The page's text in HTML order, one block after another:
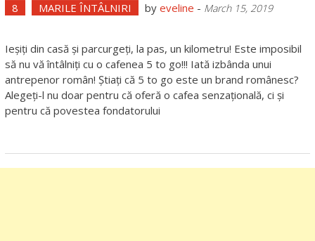
8 MARILE ÎNTÂLNIRI by eveline - March 15, 2019
Ieșiți din casă și parcurgeți, la pas, un kilometru! Este imposibil
să nu vă întâlniți cu o cafenea 5 to go!!! Iată izbânda unui
antrepenor român! Știați că 5 to go este un brand românesc?
Alegeți-l nu doar pentru că oferă o cafea senzațională, ci și
pentru că povestea fondatorului